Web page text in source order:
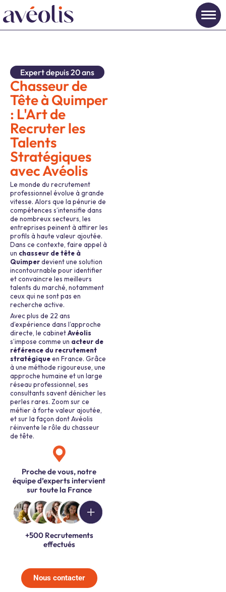
Expert depuis 20 ans
Chasseur de
Tête à Quimper
: L'Art de
Recruter les
Talents
Stratégiques
avec Avéolis
Le monde du recrutement
professionnel évolue à grande
vitesse. Alors que la pénurie de
compétences s’intensifie dans
de nombreux secteurs, les
entreprises peinent à attirer les
profils à haute valeur ajoutée.
Dans ce contexte, faire appel à
un chasseur de tête à
Quimperdevient une solution
incontournable pour identifier
et convaincre les meilleurs
talents du marché, notamment
ceux qui ne sont pas en
recherche active.
Avec plus de 22 ans
d’expérience dans l’approche
directe, le cabinetAvéolis
s’impose comme un acteur de
référence du recrutement
stratégiqueen France. Grâce
à une méthode rigoureuse, une
approche humaine et un large
réseau professionnel, ses
consultants savent dénicher les
perles rares. Zoom sur ce
métier à forte valeur ajoutée,
et sur la façon dont Avéolis
réinvente le rôle du chasseur
de tête.
Proche de vous, notre
équipe d’experts intervient
sur toute la France
+500 Recrutements
effectués
Nous contacter